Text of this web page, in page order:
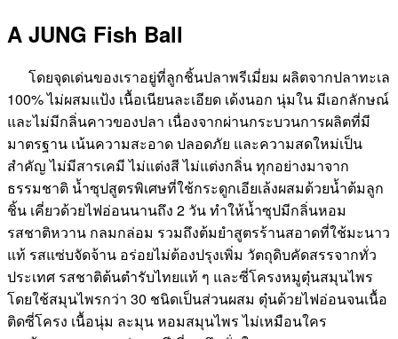
A JUNG Fish Ball
โดยจุดเด่นของเราอยู่ที่ลูกชิ้นปลาพรีเมี่ยม ผลิตจากปลาทะเล
100% ไม่ผสมแป้ง เนื้อเนียนละเอียด เด้งนอก นุ่มใน มีเอกลักษณ์
และไม่มีกลิ่นคาวของปลา เนื่องจากผ่านกระบวนการผลิตที่มี
มาตรฐาน เน้นความสะอาด ปลอดภัย และความสดใหม่เป็น
สำคัญ ไม่มีสารเคมี ไม่แต่งสี ไม่แต่งกลิ่น ทุกอย่างมาจาก
ธรรมชาติ น้ำซุปสูตรพิเศษที่ใช้กระดูกเอียเล้งผสมด้วยน้ำต้มลูก
ชิ้น เคี่ยวด้วยไฟอ่อนนานถึง 2 วัน ทำให้น้ำซุปมีกลิ่นหอม
รสชาติหวาน กลมกล่อม รวมถึงต้มยำสูตรร้านสอาดที่ใช้มะนาว
แท้ รสแซ่บจัดจ้าน อร่อยไม่ต้องปรุงเพิ่ม วัตถุดิบคัดสรรจากทั่ว
ประเทศ รสชาติต้นตำรับไทยแท้ ๆ และซี่โครงหมูตุ๋นสมุนไพร
โดยใช้สมุนไพรกว่า 30 ชนิดเป็นส่วนผสม ตุ๋นด้วยไฟอ่อนจนเนื้อ
ติดซี่โครง เนื้อนุ่ม ละมุน หอมสมุนไพร ไม่เหมือนใคร